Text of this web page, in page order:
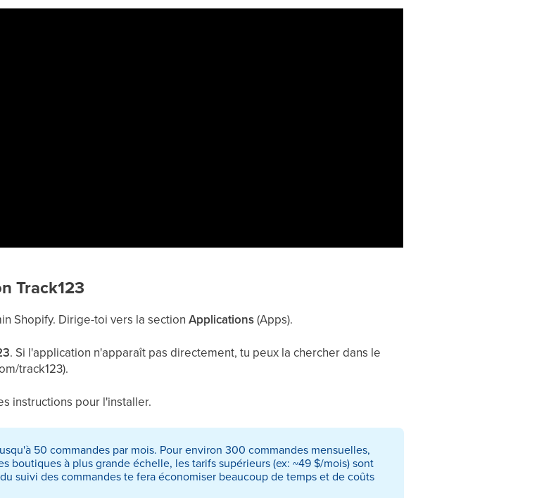
Track123
Shopify. Dirige-toi vers la sectionApplications(Apps).
. Si l'application n'apparaît pas directement, tu peux la chercher dans le
track123).
instructions pour l'installer.
50 commandes par mois. Pour environ 300 commandes mensuelles,
boutiques à plus grande échelle, les tarifs supérieurs (ex: ~49 $/mois) sont
suivi des commandes te fera économiser beaucoup de temps et de coûts